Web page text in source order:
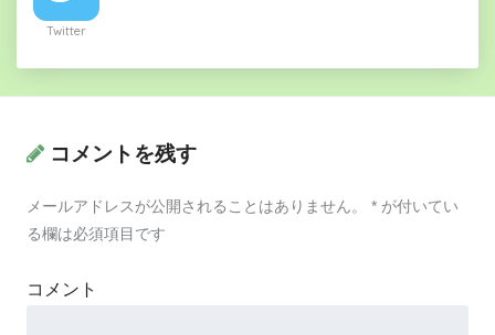
Twitter
コメントを残す
メールアドレスが公開されることはありません。 * が付いてい
る欄は必須項目です
コメント